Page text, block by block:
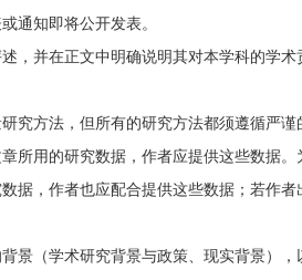
通知即将公开发表。
，并在正文中明确说明其对本学科的学
究方法，但所有的研究方法都须遵循严谨
所用的研究数据，作者应提供这些数据
据，作者也应配合提供这些数据；若作
景（学术研究背景与政策、现实背景）